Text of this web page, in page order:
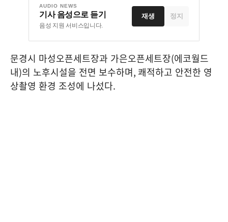
AUDIO NEWS
기사 음성으로 듣기
음성 지원 서비스입니다.
재생 정지
문경시 마성오픈세트장과 가은오픈세트장(에코월드
내)의 노후시설을 전면 보수하며,쾌적하고 안전한 영
상촬영 환경 조성에 나섰다.